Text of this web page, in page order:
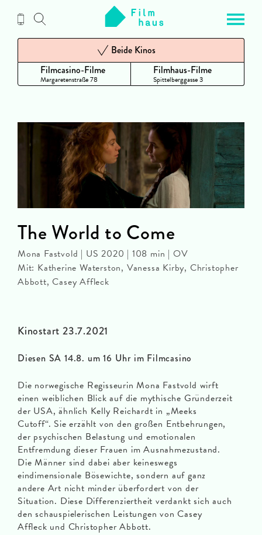
Inhalt
Filmcasino-Filme
Margaretenstraße 78
Beide Kinos
Filmhaus-Filme
Spittelberggasse 3
Kinostart 23.7.2021
Diesen SA 14.8. um 16 Uhr im Filmcasino
Die norwegische Regisseurin Mona Fastvold wirft
einen weiblichen Blick auf die mythische Gründerzeit
der USA, ähnlich Kelly Reichardt in „Meeks
Cutoff“. Sie erzählt von den großen Entbehrungen,
der psychischen Belastung und emotionalen
Entfremdung dieser Frauen im Ausnahmezustand.
Die Männer sind dabei aber keineswegs
eindimensionale Bösewichte, sondern auf ganz
andere Art nicht minder überfordert von der
Situation. Diese Differenziertheit verdankt sich auch
den schauspielerischen Leistungen von Casey
Affleck und Christopher Abbott.
The World to Come
Mona Fastvold | US 2020 | 108 min | OV
Mit: Katherine Waterston, Vanessa Kirby, Christopher
Abbott, Casey Affleck